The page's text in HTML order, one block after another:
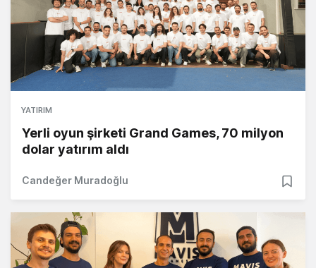
YATIRIM
Yerli oyun şirketi Grand Games, 70 milyon
dolar yatırım aldı
Candeğer Muradoğlu